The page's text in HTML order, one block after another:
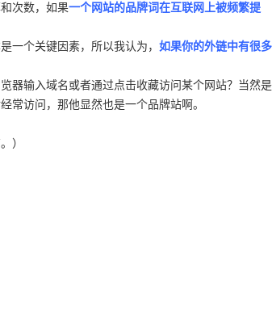
次数，如果一个网站的品牌词在互联网上被频繁提
一个关键因素，所以我认为， 如果你的外链中有很多
器输入域名或者通过点击收藏访问某个网站？当然是
常访问，那他显然也是一个品牌站啊。
）